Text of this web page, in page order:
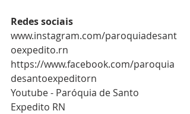
Redes sociais
www.instagram.com/paroquiadesant
oexpedito.rn
https://www.facebook.com/paroquia
desantoexpeditorn
Youtube - Paróquia de Santo
Expedito RN